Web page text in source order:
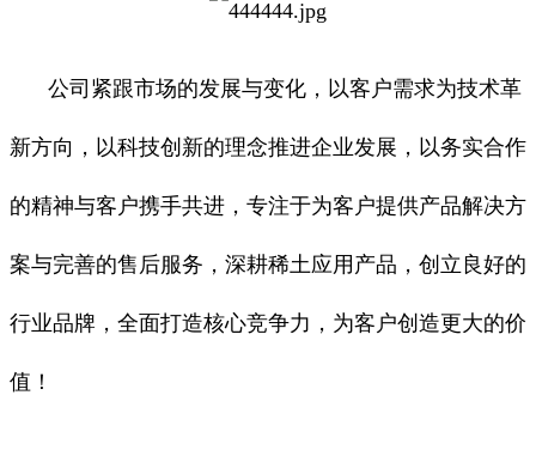
公司紧跟市场的发展与变化，以客户需求为技术革
新方向，以科技创新的理念推进企业发展，以务实合作
的精神与客户携手共进，专注于为客户提供产品解决方
案与完善的售后服务，深耕稀土应用产品，创立良好的
行业品牌，全面打造核心竞争力，为客户创造更大的价
值！